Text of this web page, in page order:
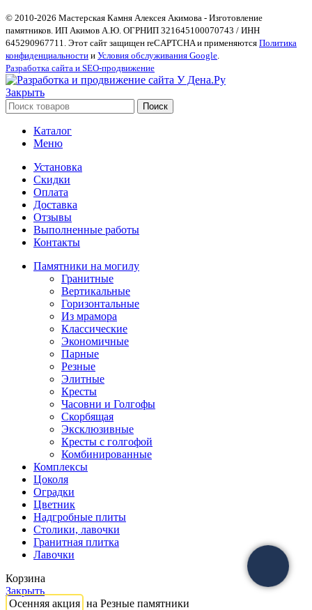
© 2010-2026 Мастерская Камня Алексея Акимова - Изготовление
памятников. ИП Акимов А.Ю. ОГРНИП 321645100070743 / ИНН
645290967711. Этот сайт защищен reCAPTCHA и применяются Политика
конфиденциальности и Условия обслуживания Google
Разработка сайта и SEO-продвижение
Закрыть
Поиск
Каталог
Меню
Установка
Скидки
Оплата
Доставка
Отзывы
Выполненные работы
Контакты
Памятники на могилу
Гранитные
Вертикальные
Горизонтальные
Из мрамора
Классические
Экономичные
Парные
Резные
Элитные
Кресты
Часовни и Голгофы
Скорбящая
Эксклюзивные
Кресты с голгофой
Комбинированные
Комплексы
Цоколя
Оградки
Цветник
Надгробные плиты
Столики, лавочки
Гранитная плитка
Лавочки
Корзина
Закрыть
Осенняя акция на Резные памятники